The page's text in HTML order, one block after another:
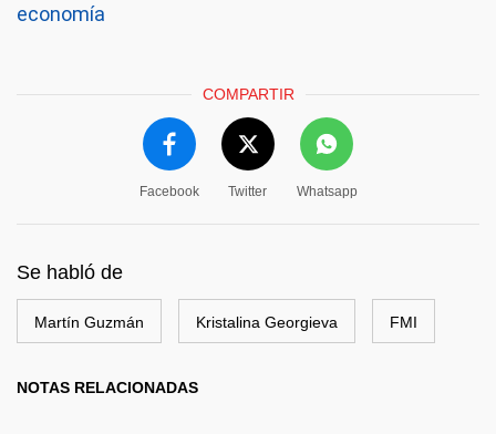
economía
COMPARTIR
Facebook Twitter Whatsapp
Se habló de
Martín Guzmán Kristalina Georgieva FMI
NOTAS RELACIONADAS